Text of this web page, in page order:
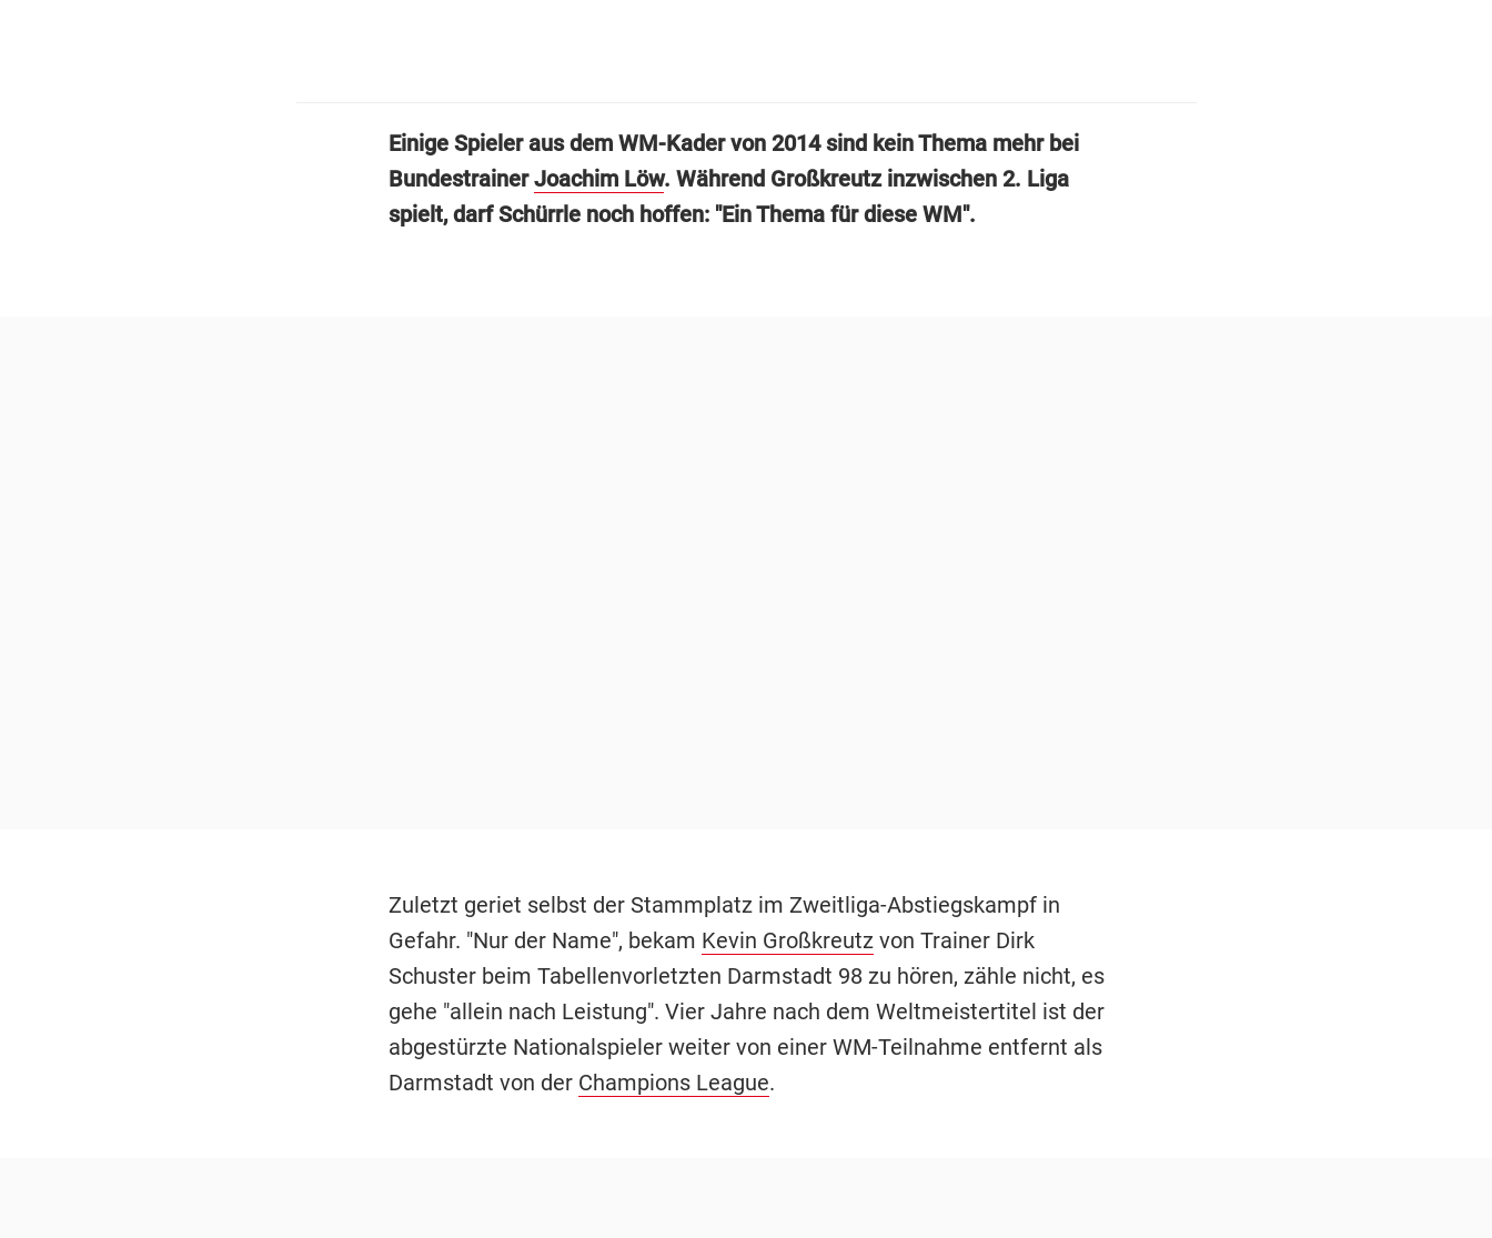
Einige Spieler aus dem WM-Kader von 2014 sind kein Thema mehr bei
BundestrainerJoachim Löw. Während Großkreutz inzwischen 2. Liga
spielt, darf Schürrle noch hoffen: "Ein Thema für diese WM".
Zuletzt geriet selbst der Stammplatz im Zweitliga-Abstiegskampf in
Gefahr. "Nur der Name", bekam Kevin Großkreutzvon Trainer Dirk
Schuster beim Tabellenvorletzten Darmstadt 98 zu hören, zähle nicht, es
gehe "allein nach Leistung". Vier Jahre nach dem Weltmeistertitel ist der
abgestürzte Nationalspieler weiter von einer WM-Teilnahme entfernt als
Darmstadt von der Champions League.